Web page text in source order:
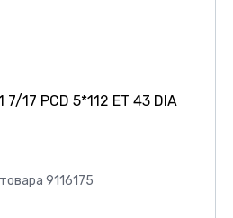
7/17 PCD 5*112 ET 43 DIA
9116175